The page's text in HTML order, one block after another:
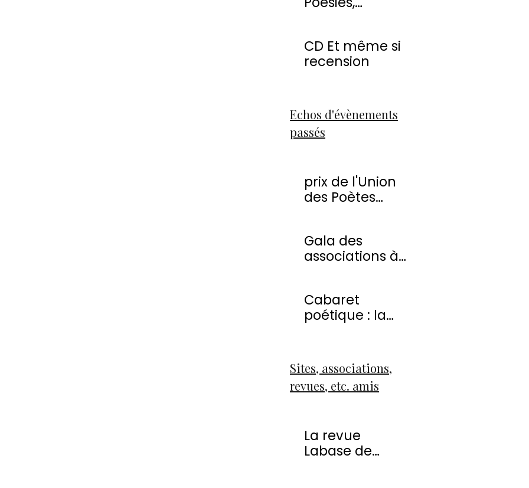
CD Et même si
recension
Echos d'évènements
passés
prix de l'Union
des Poètes
Gala des
associations à
Cabaret
poétique : la
Sites, associations,
revues, etc. amis
La revue
Labase de